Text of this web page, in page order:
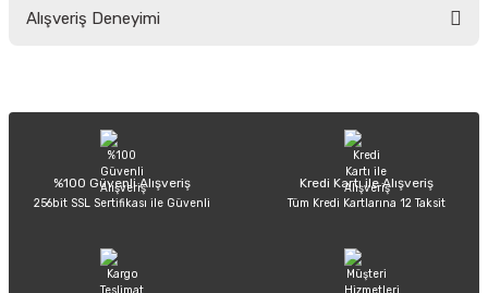
yetersiz gördüğünüz noktaları öneri formunu kullanarak tarafımıza
Ürün açıklamasında eksik bilgiler bulunuyor.
Ürün bilgilerinde hatalar bulunuyor.
Ürün fiyatı diğer sitelerden daha pahalı.
Alışveriş Deneyimi
Sitemize ilk yorumu siz yapın!
%100 Güvenli Alışveriş
256bit SSL Sertifikası ile Güvenli
Kredi Kartı ile Alışveriş
Tüm Kredi Kartlarına 12 Taksit